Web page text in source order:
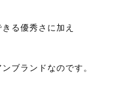
る優秀さに加え
ブランドなのです。